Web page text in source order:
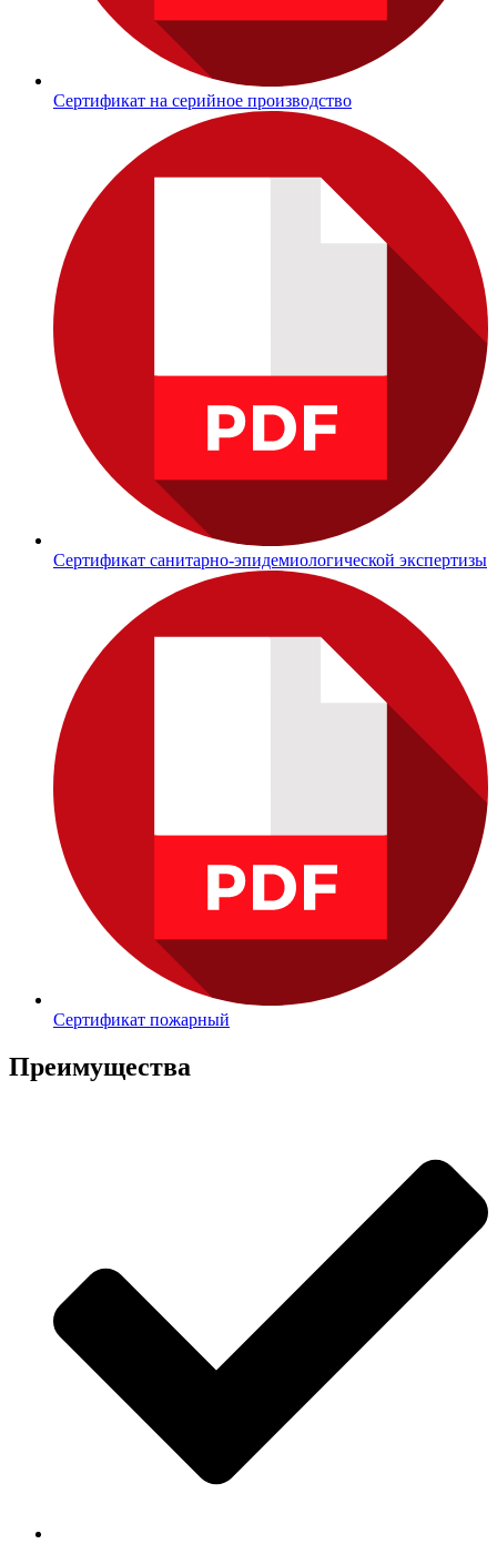
Сертификат на серийное производство
Сертификат санитарно-эпидемиологической экспертизы
Сертификат пожарный
Преимущества